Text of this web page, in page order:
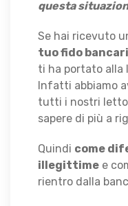
questa
Se hai ricevuto
tuo fido
ti ha portato alla
Infatti abbiamo
tutti i nostri
sapere di più a
Quindi come
illegittime e
rientro dalla